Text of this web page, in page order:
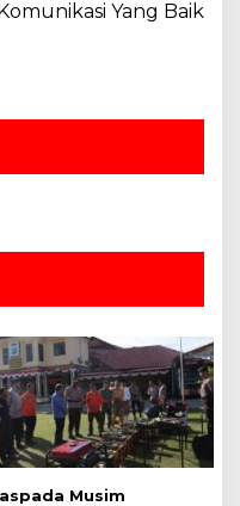
Yang Baik
Musim